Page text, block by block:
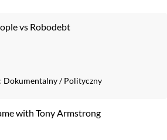
vs Robodebt
Dokumentalny/Polityczny
with Tony Armstrong